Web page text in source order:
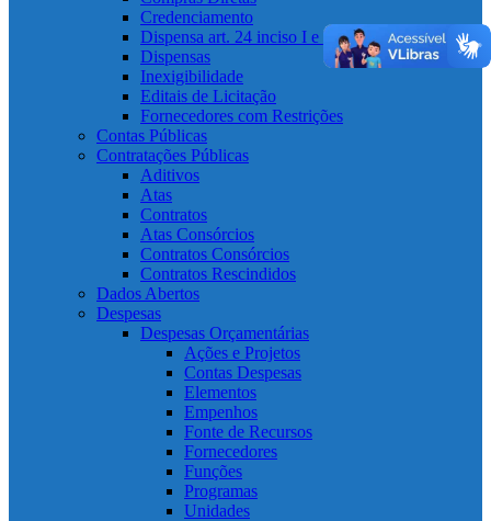
Credenciamento
Dispensa art. 24 inciso I e II e art. 75 inciso I e II
Dispensas
Inexigibilidade
Editais de Licitação
Fornecedores com Restrições
Contas Públicas
Contratações Públicas
Aditivos
Atas
Contratos
Atas Consórcios
Contratos Consórcios
Contratos Rescindidos
Dados Abertos
Despesas
Despesas Orçamentárias
Ações e Projetos
Contas Despesas
Elementos
Empenhos
Fonte de Recursos
Fornecedores
Funções
Programas
Unidades